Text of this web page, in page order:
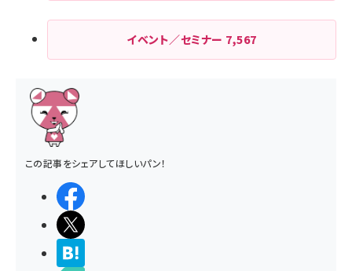
イベント／セミナー 7,567
この記事をシェアしてほしいパン！